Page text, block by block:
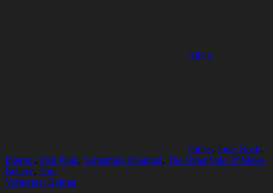
Alben
Fables, Indie Rock,
Interpol, Post Punk, Something Changed, The Other Side Of Make-
Believe, Toni
Beitragsnavigation
Vorheriger Beitrag